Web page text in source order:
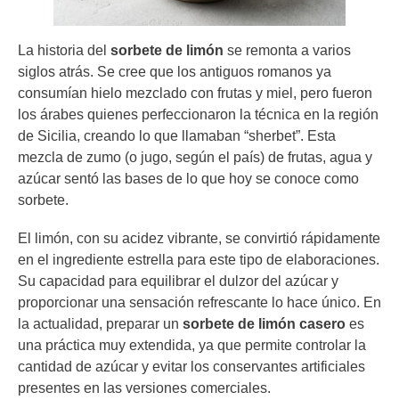
La historia del sorbete de limón se remonta a varios
siglos atrás. Se cree que los antiguos romanos ya
consumían hielo mezclado con frutas y miel, pero fueron
los árabes quienes perfeccionaron la técnica en la región
de Sicilia, creando lo que llamaban “sherbet”. Esta
mezcla de zumo (o jugo, según el país) de frutas, agua y
azúcar sentó las bases de lo que hoy se conoce como
sorbete.
El limón, con su acidez vibrante, se convirtió rápidamente
en el ingrediente estrella para este tipo de elaboraciones.
Su capacidad para equilibrar el dulzor del azúcar y
proporcionar una sensación refrescante lo hace único. En
la actualidad, preparar un sorbete de limón casero es
una práctica muy extendida, ya que permite controlar la
cantidad de azúcar y evitar los conservantes artificiales
presentes en las versiones comerciales.